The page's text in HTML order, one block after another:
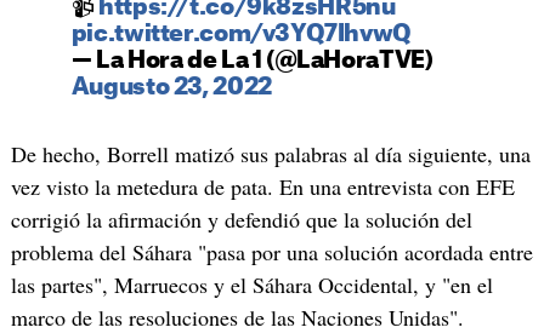
📹 https://t.co/9k8zsHR5nu
pic.twitter.com/v3YQ7IhvwQ
— La Hora de La 1 (@LaHoraTVE)
Augusto 23, 2022
De hecho, Borrell matizó sus palabras al día siguiente, una
vez visto la metedura de pata. En una entrevista con EFE
corrigió la afirmación y defendió que la solución del
problema del Sáhara "pasa por una solución acordada entre
las partes", Marruecos y el Sáhara Occidental, y "en el
marco de las resoluciones de las Naciones Unidas".